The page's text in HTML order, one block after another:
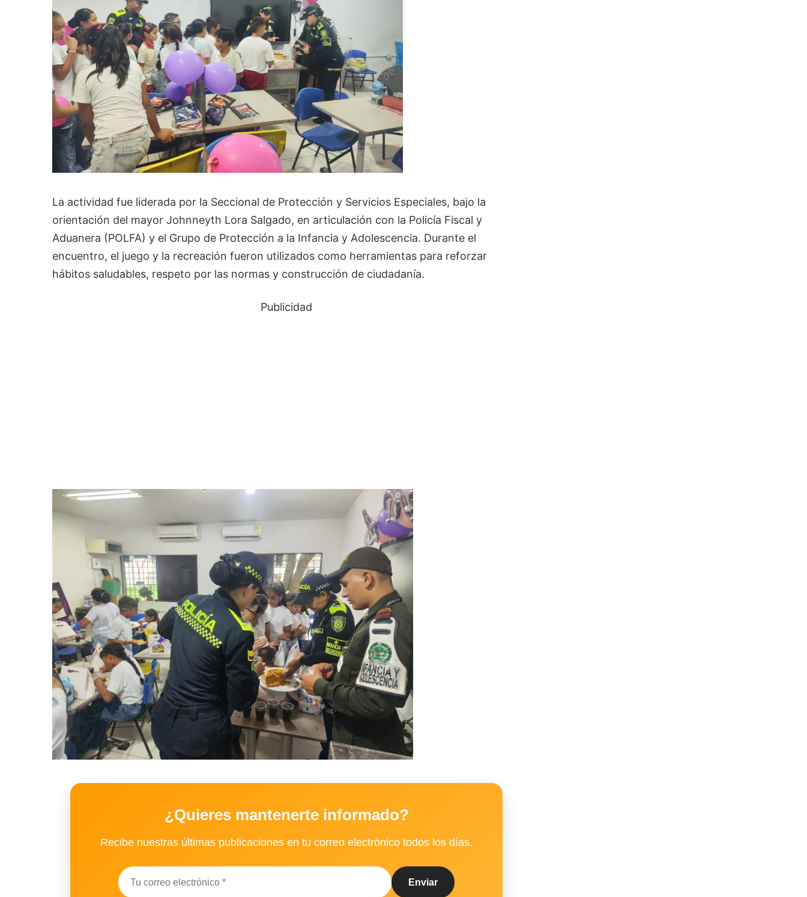
La actividad fue liderada por la Seccional de Protección y Servicios Especiales, bajo la
orientación del mayor Johnneyth Lora Salgado, en articulación con la Policía Fiscal y
Aduanera (POLFA) y el Grupo de Protección a la Infancia y Adolescencia. Durante el
encuentro, el juego y la recreación fueron utilizados como herramientas para reforzar
hábitos saludables, respeto por las normas y construcción de ciudadanía.
Publicidad
¿Quieres mantenerte informado?
Recibe nuestras últimas publicaciones en tu correo electrónico todos los días.